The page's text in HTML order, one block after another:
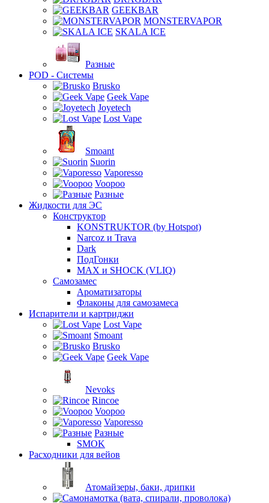
GEEKBAR
MONSTERVAPOR
SKALA ICE
Разные
POD - Системы
Brusko
Geek Vape
Joyetech
Lost Vape
Smoant
Suorin
Vaporesso
Voopoo
Разные
Жидкости для ЭС
Конструктор
KONSTRUKTOR (by Hotspot)
Narcoz и Trava
Dark
ПодГонки
MAX и SHOCK (VLIQ)
Самозамес
Ароматизаторы
Флаконы для самозамеса
Испарители и картриджи
Lost Vape
Smoant
Brusko
Geek Vape
Nevoks
Rincoe
Voopoo
Vaporesso
Разные
SMOK
Расходники для вейов
Атомайзеры, баки, дрипки